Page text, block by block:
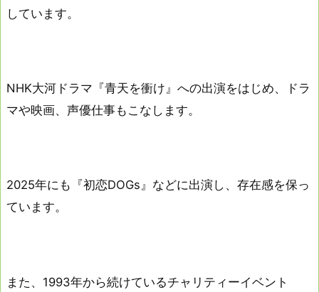
しています。
NHK大河ドラマ『青天を衝け』への出演をはじめ、ドラ
マや映画、声優仕事もこなします。
2025年にも『初恋DOGs』などに出演し、存在感を保っ
ています。
また、1993年から続けているチャリティーイベント